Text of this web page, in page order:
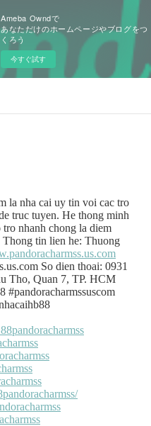
Ameba Owndで
あなただけのホームページやブログをつ
くろう
今すぐ試す